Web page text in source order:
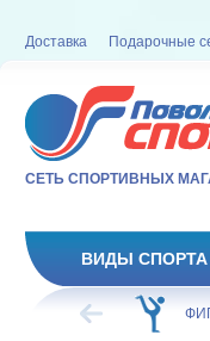
Доставка Подарочные
СЕТЬ СПОРТИВНЫХ
ВИДЫ СПОРТА
ХОККЕЙ